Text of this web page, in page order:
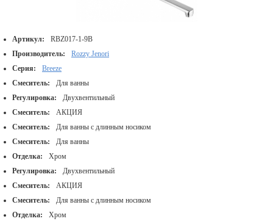
Артикул:
RBZ017-1-9B
Производитель:
Rozzy Jenori
Серия:
Breeze
Смеситель:
Для ванны
Регулировка:
Двухвентильный
Смеситель:
АКЦИЯ
Смеситель:
Для ванны с длинным носиком
Смеситель:
Для ванны
Отделка:
Хром
Регулировка:
Двухвентильный
Смеситель:
АКЦИЯ
Смеситель:
Для ванны с длинным носиком
Отделка:
Хром